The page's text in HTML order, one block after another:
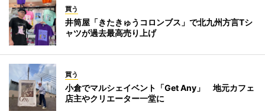
買う
井筒屋「きたきゅうコロンブス」で北九州方言Tシ
ャツが過去最高売り上げ
買う
小倉でマルシェイベント「Get Any」 地元カフェ
店主やクリエーター一堂に